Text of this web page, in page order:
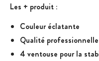
Les + produit :
Couleur éclatante
Qualité professionnelle
4 ventouse pour la